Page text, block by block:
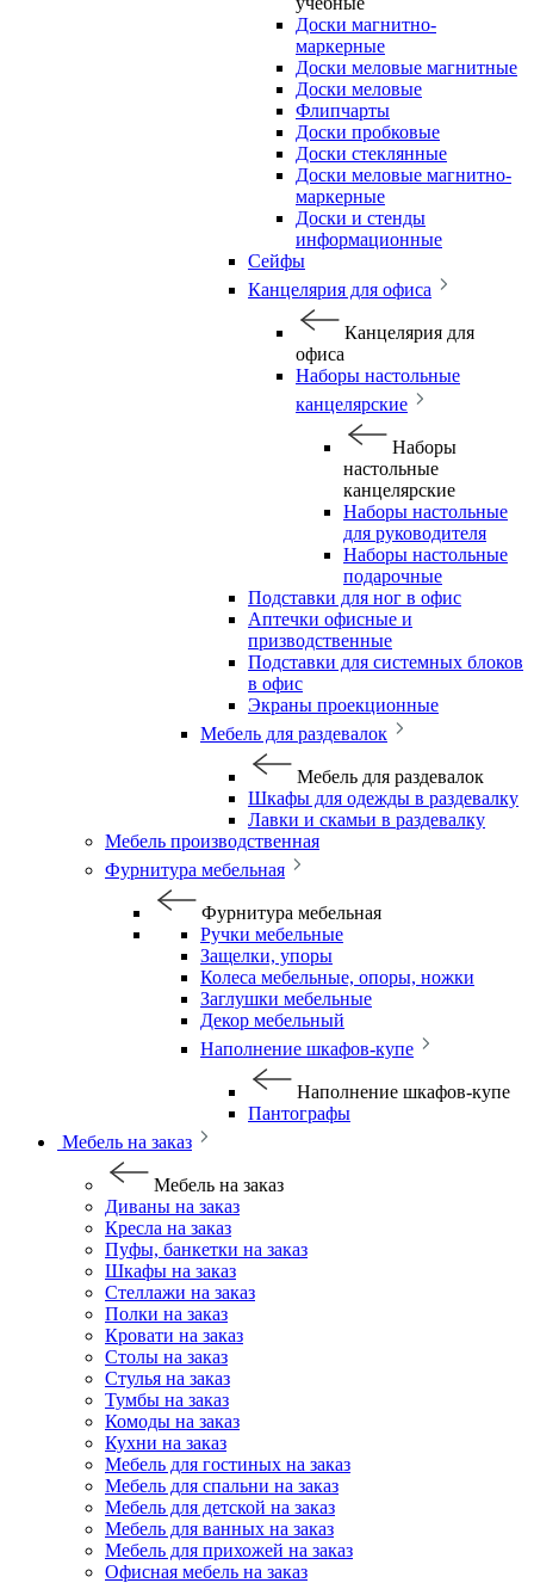
Доски магнитно-
маркерные
Доски меловые магнитные
Доски меловые
Флипчарты
Доски пробковые
Доски стеклянные
Доски меловые магнитно-
маркерные
Доски и стенды
информационные
Сейфы
Канцелярия для офиса
Канцелярия для
офиса
Наборы настольные
канцелярские
Наборы
настольные
канцелярские
Наборы настольные
для руководителя
Наборы настольные
подарочные
Подставки для ног в офис
Аптечки офисные и
призводственные
Подставки для системных блоков
в офис
Экраны проекционные
Мебель для раздевалок
Мебель для раздевалок
Шкафы для одежды в раздевалку
Лавки и скамьи в раздевалку
Мебель производственная
Фурнитура мебельная
Фурнитура мебельная
Ручки мебельные
Защелки, упоры
Колеса мебельные, опоры, ножки
Заглушки мебельные
Декор мебельный
Наполнение шкафов-купе
Наполнение шкафов-купе
Пантографы
Мебель на заказ
Мебель на заказ
Диваны на заказ
Кресла на заказ
Пуфы, банкетки на заказ
Шкафы на заказ
Стеллажи на заказ
Полки на заказ
Кровати на заказ
Столы на заказ
Стулья на заказ
Тумбы на заказ
Комоды на заказ
Кухни на заказ
Мебель для гостиных на заказ
Мебель для спальни на заказ
Мебель для детской на заказ
Мебель для ванных на заказ
Мебель для прихожей на заказ
Офисная мебель на заказ